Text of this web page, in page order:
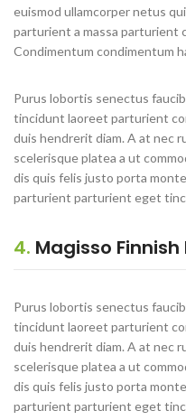
euismod ullamcorper netus
parturient a massa parturient
Condimentum condimentum
Purus lobortis senectus
tincidunt laoreet parturient
duis hendrerit diam. A at nec
scelerisque platea a ut
dis quis felis justo porta
parturient parturient eget
4. Magisso
Purus lobortis senectus
tincidunt laoreet parturient
duis hendrerit diam. A at nec
scelerisque platea a ut
dis quis felis justo porta
parturient parturient eget